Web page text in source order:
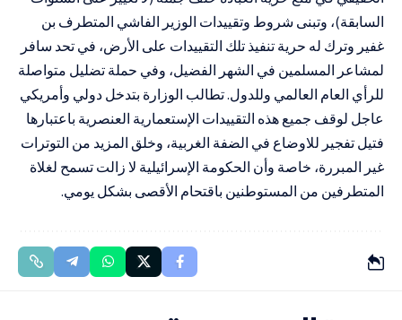
السابقة)، وتبنى شروط وتقييدات الوزير الفاشي المتطرف بن
غفير وترك له حرية تنفيذ تلك التقييدات على الأرض، في تحد سافر
لمشاعر المسلمين في الشهر الفضيل، وفي حملة تضليل متواصلة
للرأي العام العالمي وللدول. تطالب الوزارة بتدخل دولي وأمريكي
عاجل لوقف جميع هذه التقييدات الإستعمارية العنصرية باعتبارها
فتيل تفجير للاوضاع في الضفة الغربية، وخلق المزيد من التوترات
غير المبررة، خاصة وأن الحكومة الإسرائيلية لا زالت تسمح لغلاة
المتطرفين من المستوطنين باقتحام الأقصى بشكل يومي.